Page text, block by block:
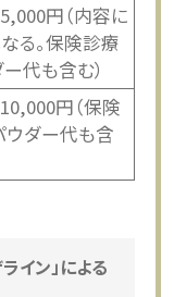
円（内容に
る。保険診療
代も含む）
円（保険
ウダー代も含
イン」による